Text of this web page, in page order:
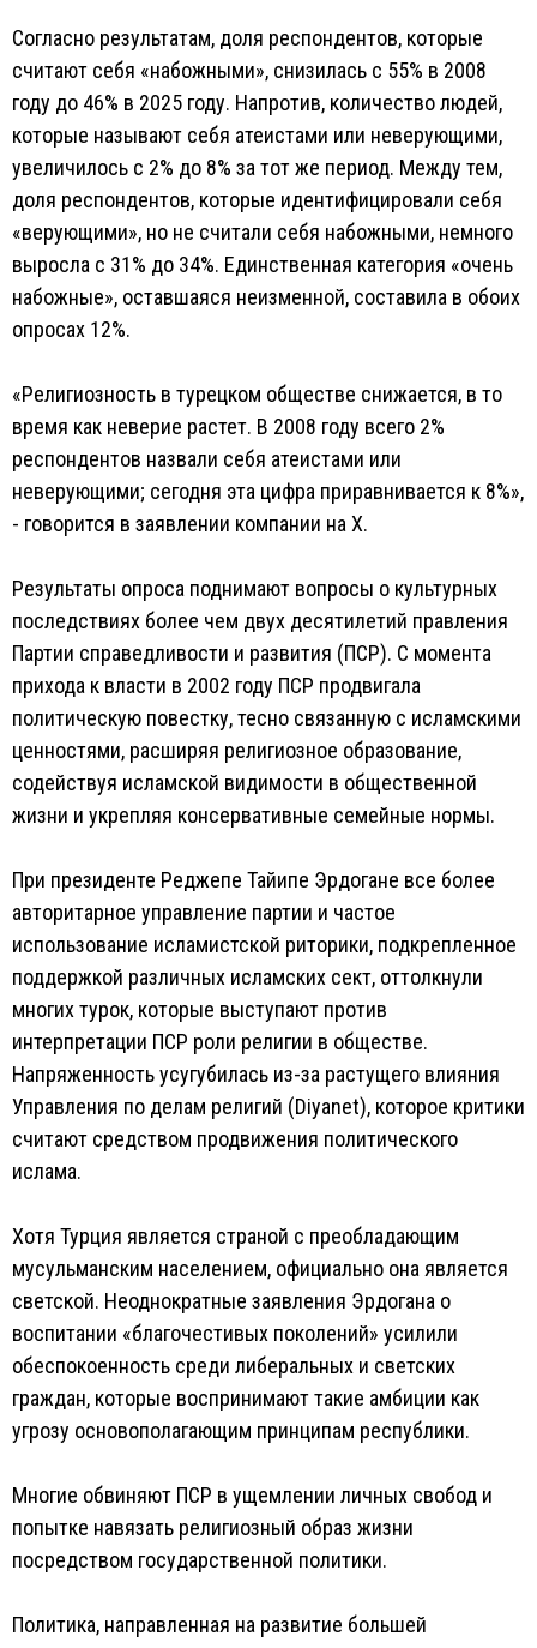
Согласно результатам, доля респондентов, которые
считают себя «набожными», снизилась с 55% в 2008
году до 46% в 2025 году. Напротив, количество людей,
которые называют себя атеистами или неверующими,
увеличилось с 2% до 8% за тот же период. Между тем,
доля респондентов, которые идентифицировали себя
«верующими», но не считали себя набожными, немного
выросла с 31% до 34%. Единственная категория «очень
набожные», оставшаяся неизменной, составила в обоих
опросах 12%.
«Религиозность в турецком обществе снижается, в то
время как неверие растет. В 2008 году всего 2%
респондентов назвали себя атеистами или
неверующими; сегодня эта цифра приравнивается к 8%»,
- говорится в заявлении компании на X.
Результаты опроса поднимают вопросы о культурных
последствиях более чем двух десятилетий правления
Партии справедливости и развития (ПСР). С момента
прихода к власти в 2002 году ПСР продвигала
политическую повестку, тесно связанную с исламскими
ценностями, расширяя религиозное образование,
содействуя исламской видимости в общественной
жизни и укрепляя консервативные семейные нормы.
При президенте Реджепе Тайипе Эрдогане все более
авторитарное управление партии и частое
использование исламистской риторики, подкрепленное
поддержкой различных исламских сект, оттолкнули
многих турок, которые выступают против
интерпретации ПСР роли религии в обществе.
Напряженность усугубилась из-за растущего влияния
Управления по делам религий (Diyanet), которое критики
считают средством продвижения политического
ислама.
Хотя Турция является страной с преобладающим
мусульманским населением, официально она является
светской. Неоднократные заявления Эрдогана о
воспитании «благочестивых поколений» усилили
обеспокоенность среди либеральных и светских
граждан, которые воспринимают такие амбиции как
угрозу основополагающим принципам республики.
Многие обвиняют ПСР в ущемлении личных свобод и
попытке навязать религиозный образ жизни
посредством государственной политики.
Политика, направленная на развитие большей